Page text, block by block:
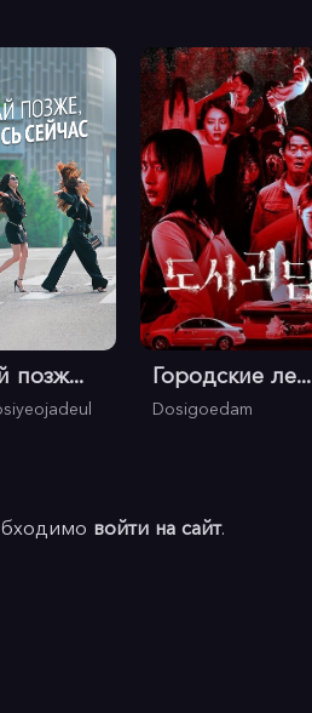
позж... Городские ле...
Dosigoedam
войти на сайт.